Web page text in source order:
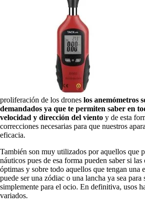
proliferación de los drones los anemómetros
demandados ya que te permiten saber en
velocidad y dirección del viento y de esta
correcciones necesarias para que nuestros
eficacia.
También son muy utilizados por aquellos que
náuticos pues de esa forma pueden saber si
óptimas y sobre todo aquellos que tengan una
puede ser una zódiac o una lancha ya sea para
simplemente para el ocio. En definitiva, usos
variados.